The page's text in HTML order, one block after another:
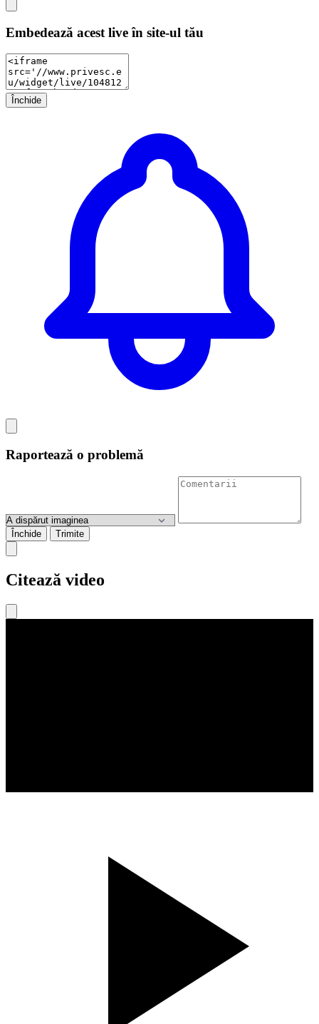
Embedează acest live în site-ul tău
Închide
Raportează o problemă
Închide Trimite
Citează video